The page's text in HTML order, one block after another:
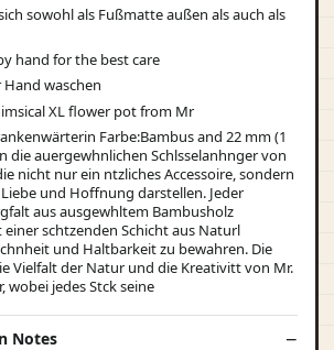
sowohl als Fußmatte außen als auch als
hand for the best care
waschen
XL flower pot from Mr
Farbe:Bambus and 22 mm (1
die auergewhnlichen Schlsselanhnger von
nicht nur ein ntzliches Accessoire, sondern
und Hoffnung darstellen. Jeder
aus ausgewhltem Bambusholz
schtzenden Schicht aus Naturl
und Haltbarkeit zu bewahren. Die
Vielfalt der Natur und die Kreativitt von Mr.
wobei jedes Stck seine
Notes